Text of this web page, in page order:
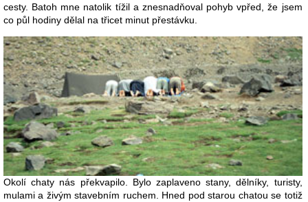
cesty. Batoh mne natolik tížil a znesnadňoval pohyb vpřed, že jsem
co půl hodiny dělal na třicet minut přestávku.
Okolí chaty nás překvapilo. Bylo zaplaveno stany, dělníky, turisty,
mulami a živým stavebním ruchem. Hned pod starou chatou se totiž